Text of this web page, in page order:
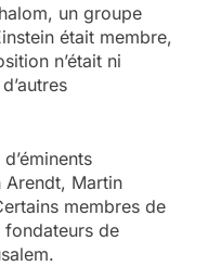
un groupe
était membre,
n’était ni
Arendt, Martin
membres de
fondateurs de